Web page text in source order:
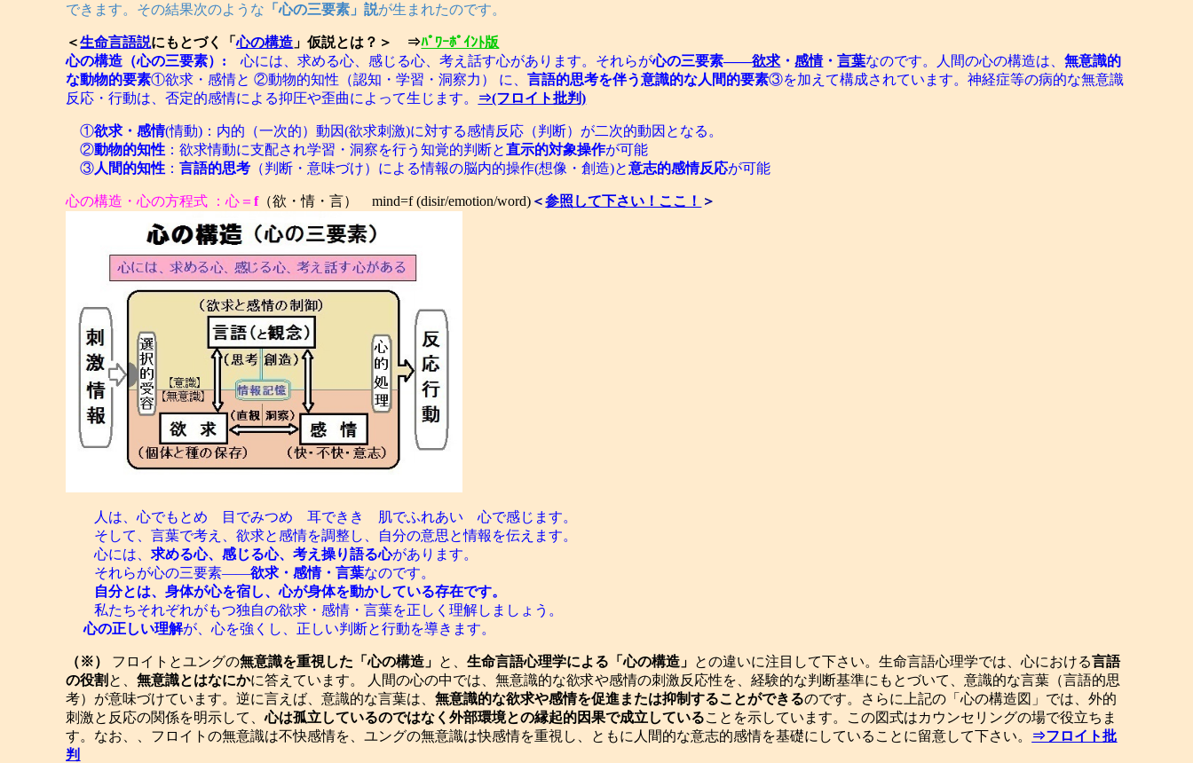
できます。その結果次のような 「心の三要素」説が生まれたのです。
＜生命言語説にもとづく「心の構造 」仮説とは？＞ ⇒ﾊﾟﾜｰﾎﾟｲﾝﾄ版
心の構造（心の三要素）: 心には、求める心、感じる心、考え話す心があります。それらが心の三要素――欲求 ・感情・言葉なのです。人間の心の構造は、無意識的
な動物的要素①欲求・感情と ②動物的知性（認知・学習・洞察力） に、言語的思考を伴う意識的な人間的要素③を加えて構成されています。神経症等の病的な無意識
反応・行動は、否定的感情による抑圧や歪曲によって生じます。 ⇒(フロイト批判)
①欲求・感情(情動)：内的（一次的）動因(欲求刺激)に対する感情反応（判断）が二次的動因となる。
②動物的知性 ：欲求情動に支配され学習・洞察を行う知覚的判断と直示的対象操作が可能
③人間的知性 ：言語的思考 （判断・意味づけ）による情報の脳内的操作(想像・創造)と意志的感情反応が可能
心の構造・心の方程式 ：心＝f（欲・情・言） mind=f (disir/emotion/word) ＜参照して下さい！ここ！ ＞
人は、心でもとめ 目でみつめ 耳できき 肌でふれあい 心で感じます。
そして、言葉で考え、欲求と感情を調整し、自分の意思と情報を伝えます。
心には、求める心、感じる心、考え操り語る心があります。
それらが心の三要素――欲求・感情・言葉なのです。
自分とは、身体が心を宿し、心が身体を動かしている存在です。
私たちそれぞれがもつ独自の欲求・感情・言葉を正しく理解しましょう。
心の正しい理解が、心を強くし、正しい判断と行動を導きます。
（※） フロイトとユングの無意識を重視した「心の構造」 と、生命言語心理学による「心の構造」 との違いに注目して下さい。生命言語心理学では、心における言語
の役割 と、無意識とはなにかに答えています。 人間の心の中では、無意識的な欲求や感情の刺激反応性を、経験的な判断基準にもとづいて、意識的な言葉（言語的思
考）が意味づけています。逆に言えば、意識的な言葉は、無意識的な欲求や感情を促進または抑制することができるのです。さらに上記の「心の構造図」では、外的
刺激と反応の関係を明示して、心は孤立しているのではなく外部環境との縁起的因果で成立していることを示しています。この図式はカウンセリングの場で役立ちま
す。なお、、フロイトの無意識は不快感情を、ユングの無意識は快感情を重視し、ともに人間的な意志的感情を基礎にしていることに留意して下さい。 ⇒フロイト批
判